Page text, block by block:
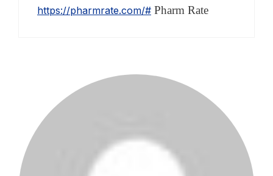
https://pharmrate.com/# Pharm Rate